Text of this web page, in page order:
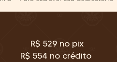
R$ 529 no pix
R$ 554 no crédito